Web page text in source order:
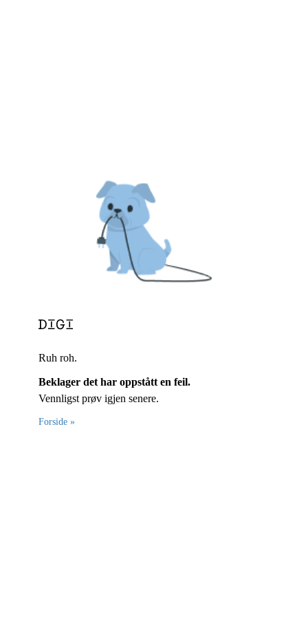
Ruh roh.
Beklager det har oppstått en feil.
Vennligst prøv igjen senere.
Forside »